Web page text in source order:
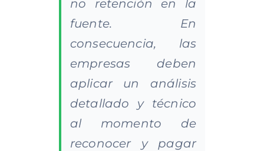
no retención en la
fuente. En
consecuencia, las
empresas deben
aplicar un análisis
detallado y técnico
al momento de
reconocer y pagar